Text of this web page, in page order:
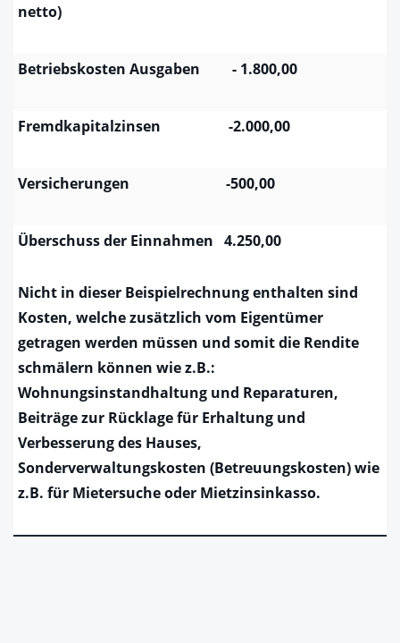
netto)
Betriebskosten Ausgaben - 1.800,00
Fremdkapitalzinsen -2.000,00
Versicherungen -500,00
Überschuss der Einnahmen 4.250,00
Nicht in dieser Beispielrechnung enthalten sind
Kosten, welche zusätzlich vom Eigentümer
getragen werden müssen und somit die Rendite
schmälern können wie z.B.:
Wohnungsinstandhaltung und Reparaturen,
Beiträge zur Rücklage für Erhaltung und
Verbesserung des Hauses,
Sonderverwaltungskosten (Betreuungskosten) wie
z.B. für Mietersuche oder Mietzinsinkasso.